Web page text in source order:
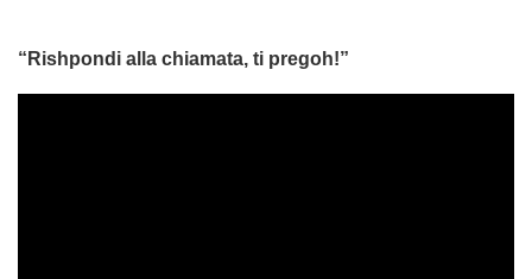
“Rishpondi alla chiamata, ti pregoh!”